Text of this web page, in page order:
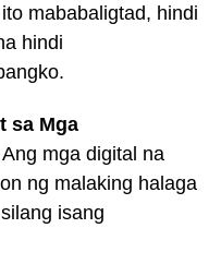
mababaligtad, hindi
hindi
sa Mga
mga digital na
ng malaking halaga
isang